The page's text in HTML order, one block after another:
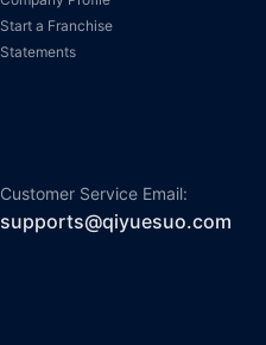
Start a Franchise
Statements
Customer Service Email:
supports@qiyuesuo.com